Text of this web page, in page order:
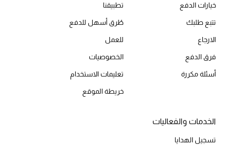
جميع الملابس النسائية
جميع الأحذية النسائية
جميع الحقائب النسائية
موضة نسائية
خيارات الدفع
تتبع طلبك
الارجاع
فرق الدفع
أسئلة مكررة
تطبيقنا
طُرق أسهل للدفع
للعمل
الخصوصيات
تعليمات الاستخدام
خريطة الموقع
الخدمات والفعاليات
تسجيل الهدايا